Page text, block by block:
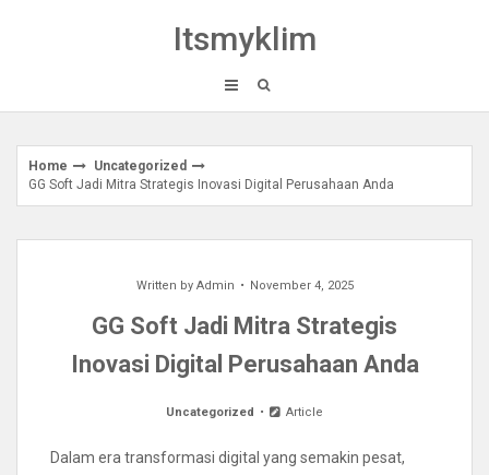
Itsmyklim
Home
Uncategorized
GG Soft Jadi Mitra Strategis Inovasi Digital Perusahaan Anda
Written by Admin November 4, 2025
GG Soft Jadi Mitra Strategis
Inovasi Digital Perusahaan Anda
Uncategorized Article
Dalam era transformasi digital yang semakin pesat,